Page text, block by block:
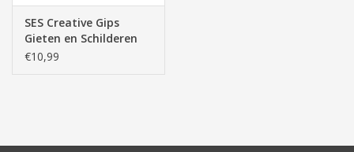
Speelgoed & hobby
Cadeau & feest
SES Creative Gips
Gieten en Schilderen
Eenhoorns 01359
€10,99